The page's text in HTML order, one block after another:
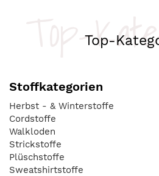
Top-
Top-
Stoffkategorien
Herbst - & Winterstoffe
Cordstoffe
Walkloden
Strickstoffe
Plüschstoffe
Sweatshirtstoffe